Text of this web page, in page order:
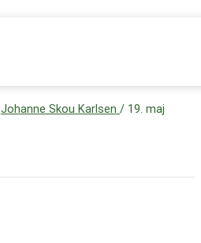
Johanne Skou Karlsen / 19. maj